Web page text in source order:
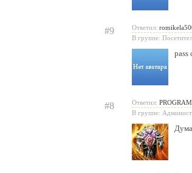
#9 Ответил:
В группе:
pass
#8 Ответил:
В группе: